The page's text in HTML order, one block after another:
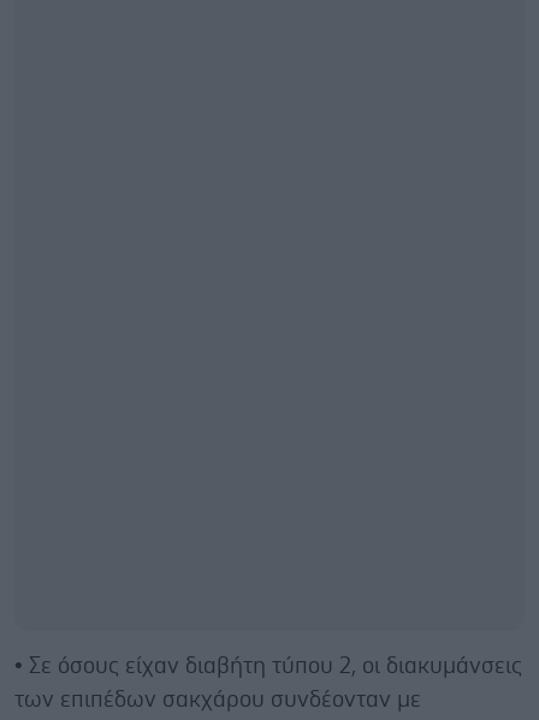
• Σε όσους είχαν διαβήτη τύπου 2, οι διακυμάνσεις
των επιπέδων σακχάρου συνδέονταν με